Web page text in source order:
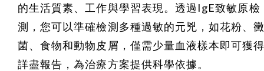
的生活質素、工作與學習表現。透過IgE致敏原檢
測，您可以準確檢測多種過敏的元兇，如花粉、
菌、食物和動物皮屑，僅需少量血液樣本即可獲
詳盡報告，為治療方案提供科學依據。